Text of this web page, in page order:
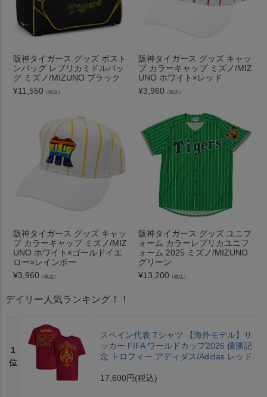
阪神タイガース グッズ ボスト
ンバッグ レプリカミドルバッ
グ ミズノ/MIZUNO ブラック
¥11,550 （税込）
阪神タイガース グッズ キャッ
プ カラーキャップ ミズノ/MIZ
UNO ホワイト×レッド
¥3,960 （税込）
阪神タイガース グッズ キャッ
プ カラーキャップ ミズノ/MIZ
UNO ホワイト×ゴールドイエ
ロー×レインボー
¥3,960 （税込）
阪神タイガース グッズ ユニフ
ォーム カラーレプリカユニフ
ォーム 2025 ミズノ/MIZUNO
グリーン
¥13,200 （税込）
デイリー人気ランキング！！
1
位
スペイン代表 Tシャツ 【海外モデル】サ
ッカー FIFA ワールドカップ2026 優勝記
念 トロフィー アディダス/Adidas レッド
17,600円 (税込)